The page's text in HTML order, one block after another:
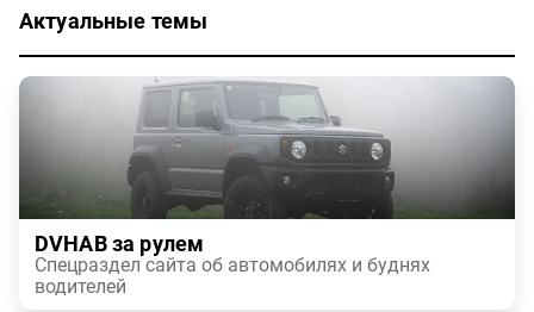
Актуальные темы
DVHAB за рулем
Спецраздел сайта об автомобилях и буднях
водителей